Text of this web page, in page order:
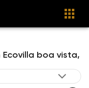
Ecovilla boa vista,